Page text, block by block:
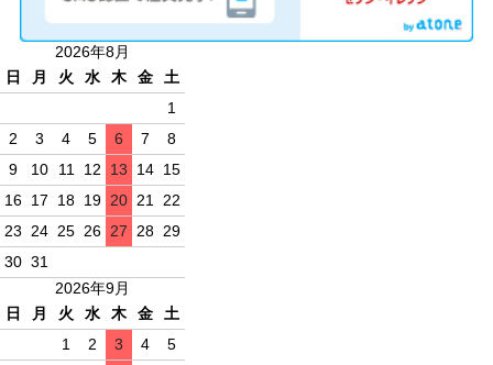
2026年8月
日
月 火 水 木 金
土
1
2
3 4 5 6 7
8
9
10 11 12 13 14 15
16 17 18 19 20 21 22
23 24 25 26 27 28 29
30 31
2026年9月
日
月 火 水 木 金
土
1
2 3 4
5